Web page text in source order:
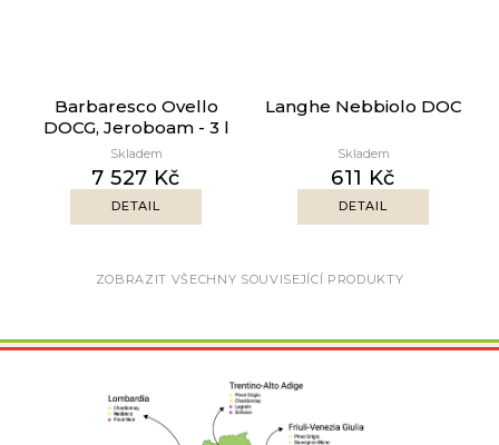
Barbaresco Ovello
DOCG, Jeroboam - 3 l
Skladem
7 527 Kč
DETAIL
Langhe Nebbiolo DOC
Skladem
611 Kč
DETAIL
ZOBRAZIT VŠECHNY SOUVISEJÍCÍ PRODUKTY